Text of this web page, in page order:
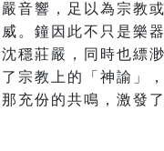
音響，足以為宗教
。鐘因此不只是樂
穩莊嚴，同時也縹
宗教上的「神諭」
充份的共鳴，激發